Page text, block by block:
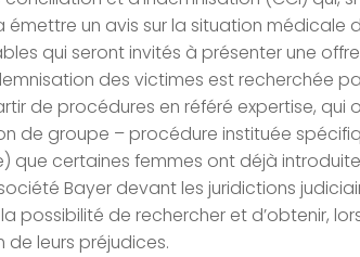
émettre un avis sur la situation médicale
qui seront invités à présenter une
des victimes est recherchée
de procédures en référé expertise, qui
de groupe – procédure instituée
que certaines femmes ont déjà
Bayer devant les juridictions
possibilité de rechercher et d’obtenir,
de leurs préjudices.